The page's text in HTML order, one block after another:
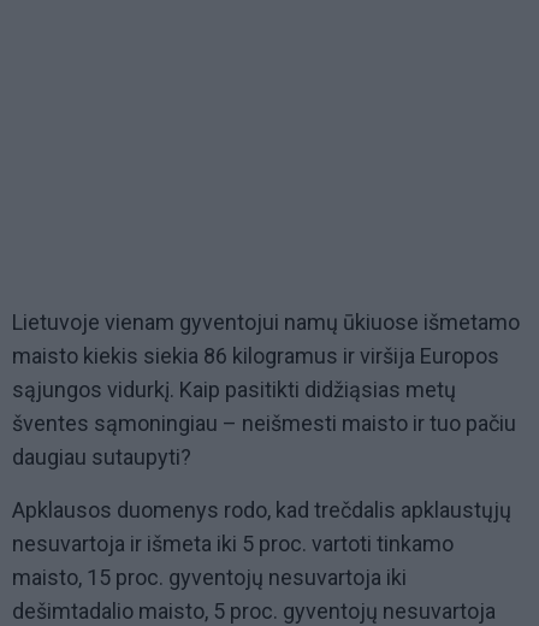
Lietuvoje vienam gyventojui namų ūkiuose išmetamo
maisto kiekis siekia 86 kilogramus ir viršija Europos
sąjungos vidurkį. Kaip pasitikti didžiąsias metų
šventes sąmoningiau – neišmesti maisto ir tuo pačiu
daugiau sutaupyti?
Apklausos duomenys rodo, kad trečdalis apklaustųjų
nesuvartoja ir išmeta iki 5 proc. vartoti tinkamo
maisto, 15 proc. gyventojų nesuvartoja iki
dešimtadalio maisto, 5 proc. gyventojų nesuvartoja